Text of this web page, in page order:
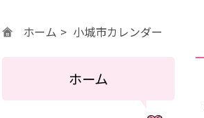
ホーム 小城市カレンダー
ホーム